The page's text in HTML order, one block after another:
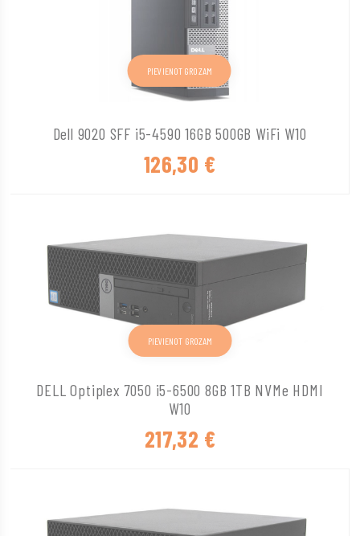
Dell 9020 SFF i5-4590 16GB 500GB WiFi W10
126,30 €
PIEVIENOT GROZAM
DELL Optiplex 7050 i5-6500 8GB 1TB NVMe HDMI
W10
217,32 €
PIEVIENOT GROZAM